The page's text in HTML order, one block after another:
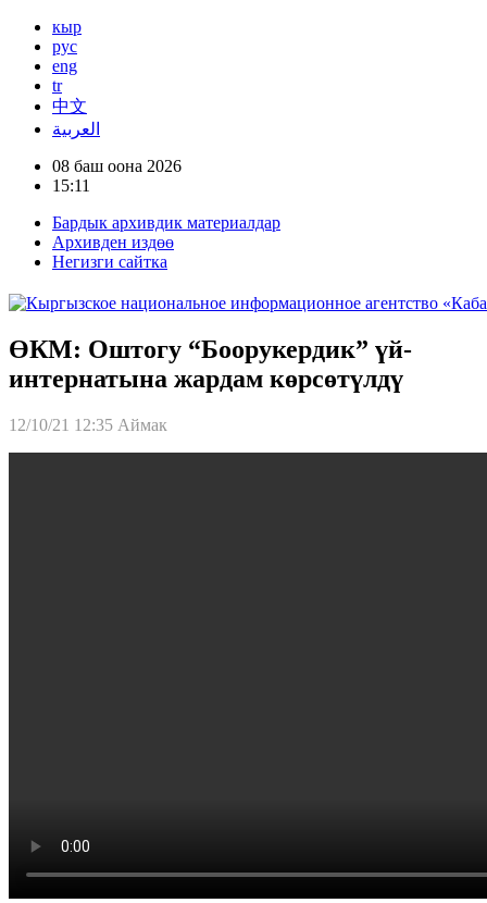
кыр
рус
eng
tr
中文
العربية
08 баш оона 2026
15:11
Бардык архивдик материалдар
Архивден издөө
Негизги сайтка
ӨКМ: Оштогу “Боорукердик” үй-
интернатына жардам көрсөтүлдү
12/10/21 12:35 Аймак